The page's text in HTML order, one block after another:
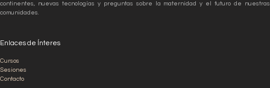
continentes, nuevas tecnologías y preguntas sobre la maternidad y el futuro de nuestras
comunidades.
Enlaces de Ínteres
Cursos
Sesiones
Contacto